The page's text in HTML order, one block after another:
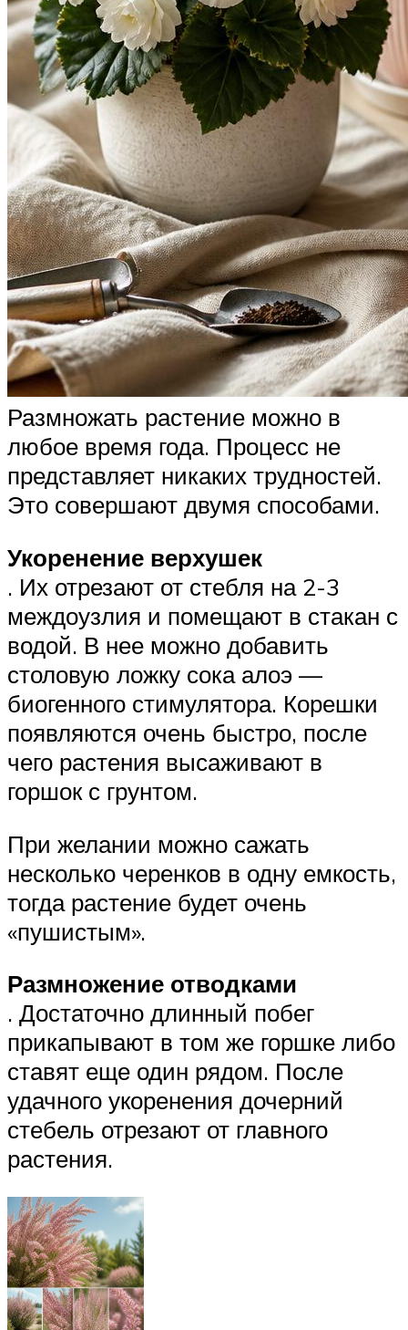
Размножать растение можно в
любое время года. Процесс не
представляет никаких трудностей.
Это совершают двумя способами.
Укоренение верхушек
. Их отрезают от стебля на 2-3
междоузлия и помещают в стакан с
водой. В нее можно добавить
столовую ложку сока алоэ —
биогенного стимулятора. Корешки
появляются очень быстро, после
чего растения высаживают в
горшок с грунтом.
При желании можно сажать
несколько черенков в одну емкость,
тогда растение будет очень
«пушистым».
Размножение отводками
. Достаточно длинный побег
прикапывают в том же горшке либо
ставят еще один рядом. После
удачного укоренения дочерний
стебель отрезают от главного
растения.